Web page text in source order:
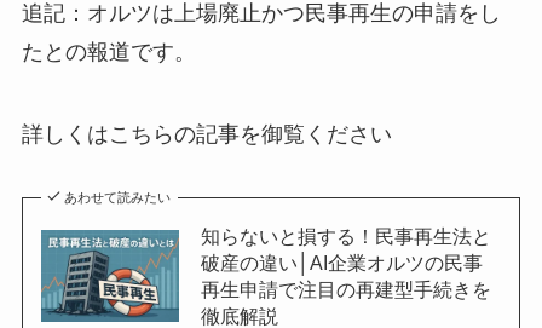
追記：オルツは上場廃止かつ民事再生の申請をし
たとの報道です。
詳しくはこちらの記事を御覧ください
あわせて読みたい
知らないと損する！民事再生法と
破産の違い│AI企業オルツの民事
再生申請で注目の再建型手続きを
徹底解説